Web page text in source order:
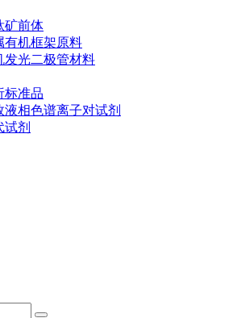
矿前体
有机框架原料
发光二极管材料
标准品
液相色谱离子对试剂
试剂